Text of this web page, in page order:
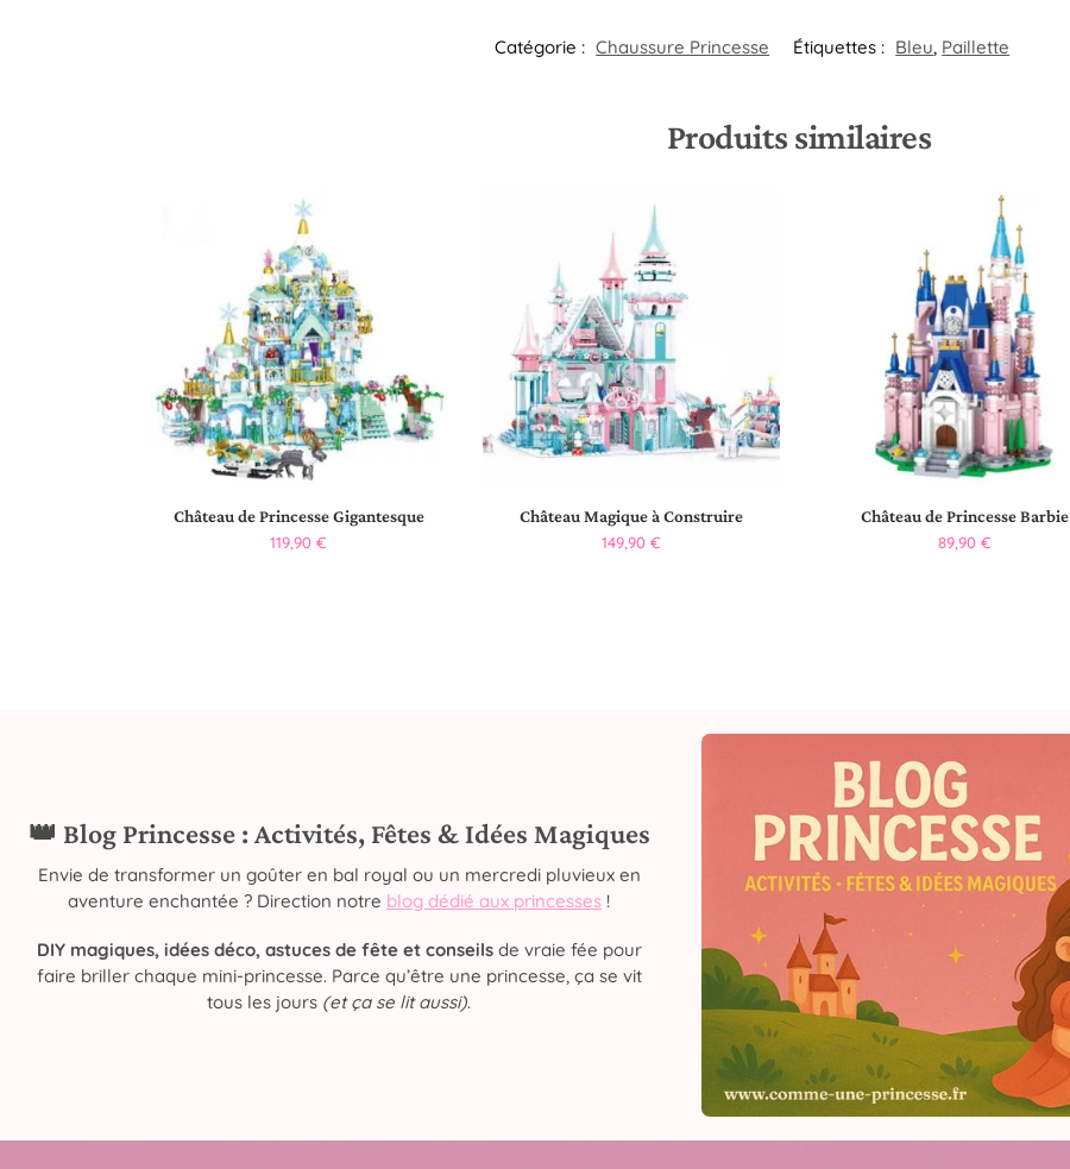
Catégorie : Chaussure Princesse Étiquettes : Bleu, Paillette
Produits similaires
Château de Princesse Gigantesque
119,90€
Château Magique à Construire
149,90€
Château de Princesse Barbie
89,90 €
👑 Blog Princesse : Activités, Fêtes & Idées Magiques
Envie de transformer un goûter en bal royal ou un mercredi pluvieux en
aventure enchantée ? Direction notre blog dédié aux princesses !
DIY magiques, idées déco, astuces de fête et conseilsde vraie fée pour
faire briller chaque mini-princesse. Parce qu’être une princesse, ça se vit
tous les jours (et ça se lit aussi).